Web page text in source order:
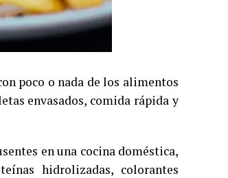
poco o nada de los alimentos
envasados, comida rápida y
en una cocina doméstica,
hidrolizadas, colorantes